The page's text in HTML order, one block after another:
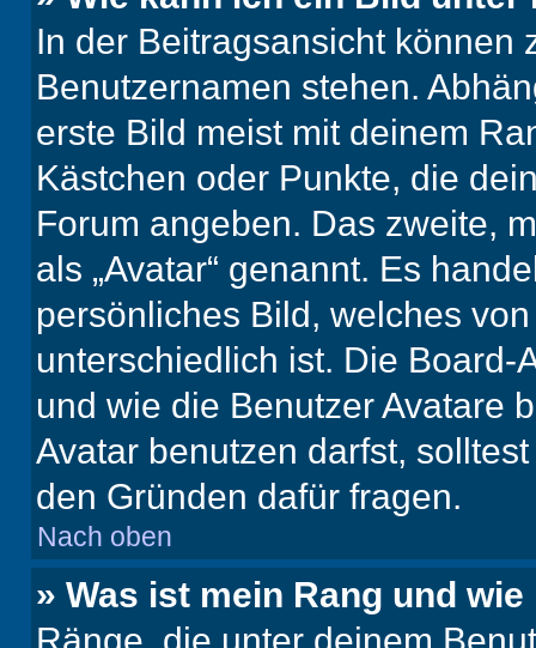
In der Beitragsansicht können
Benutzernamen stehen.
erste Bild meist mit deinem
Kästchen oder Punkte, die
Forum angeben. Das zweite,
als „Avatar“ genannt. Es
persönliches Bild, welches
unterschiedlich ist. Die
und wie die Benutzer Avatare
Avatar benutzen darfst,
den Gründen dafür fragen.
Nach oben
» Was ist mein Rang und